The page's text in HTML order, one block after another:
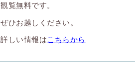
観覧無料です。
ぜひお越しください。
詳しい情報はこちらから